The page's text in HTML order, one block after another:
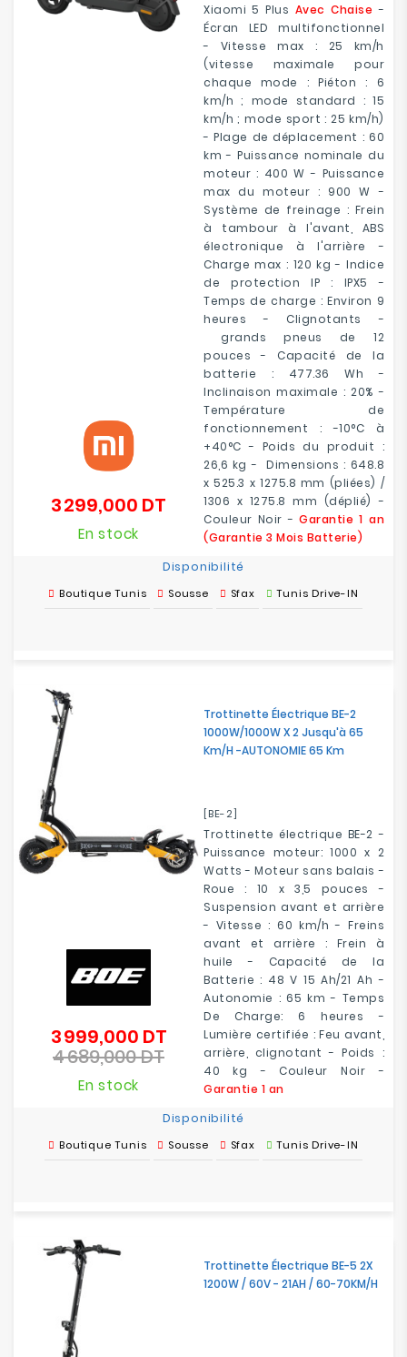
Xiaomi 5 Plus Avec Chaise -
Écran LED multifonctionnel
- Vitesse max : 25 km/h
(vitesse maximale pour
chaque mode : Piéton : 6
km/h ; mode standard : 15
km/h ; mode sport : 25 km/h)
- Plage de déplacement : 60
km - Puissance nominale du
moteur : 400 W - Puissance
max du moteur : 900 W -
Système de freinage : Frein
à tambour à l'avant, ABS
électronique à l'arrière -
Charge max : 120 kg - Indice
de protection IP : IPX5 -
Temps de charge : Environ 9
heures - Clignotants -
grands pneus de 12
pouces - Capacité de la
batterie : 477.36 Wh -
Inclinaison maximale : 20% -
Température de
fonctionnement : -10°C à
+40°C - Poids du produit :
26,6 kg - Dimensions : 648.8
x 525.3 x 1275.8 mm (pliées) /
1306 x 1275.8 mm (déplié) -
Couleur Noir -Garantie 1 an
(Garantie 3 Mois Batterie)
3 299,000 DT
En stock
Disponibilité
Boutique Tunis Sousse Sfax Tunis Drive-IN
Trottinette Électrique BE-2
1000W/1000W X 2 Jusqu'à 65
Km/H -AUTONOMIE 65 Km
[BE-2]
Trottinette électrique BE-2 -
Puissance moteur: 1000 x 2
Watts - Moteur sans balais -
Roue : 10 x 3,5 pouces -
Suspension avant et arrière
- Vitesse : 60 km/h - Freins
avant et arrière : Frein à
huile - Capacité de la
Batterie : 48 V 15 Ah/21 Ah -
Autonomie : 65 km - Temps
De Charge: 6 heures -
Lumière certifiée : Feu avant,
arrière, clignotant - Poids :
40 kg - Couleur Noir -
Garantie 1 an
3 999,000 DTPrix
4 689,000 DTPrix
En stock
Disponibilité
Boutique Tunis Sousse Sfax Tunis Drive-IN
Trottinette Électrique BE-5 2X
1200W / 60V - 21AH / 60-70KM/H